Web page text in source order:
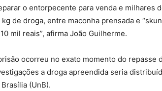
o entorpecente para venda e milhares
kg de droga, entre maconha prensada e
mil reais”, afirma João Guilherme.
ocorreu no exato momento do repasse
a droga apreendida seria
(UnB).